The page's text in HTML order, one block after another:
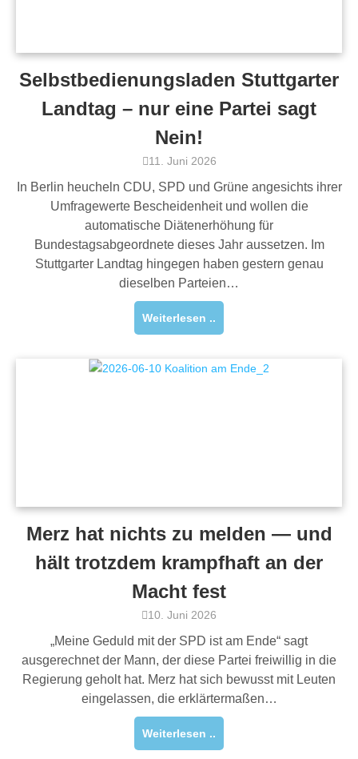
Selbstbedienungsladen Stuttgarter
Landtag – nur eine Partei sagt
Nein!
11. Juni 2026
In Berlin heucheln CDU, SPD und Grüne angesichts ihrer
Umfragewerte Bescheidenheit und wollen die
automatische Diätenerhöhung für
Bundestagsabgeordnete dieses Jahr aussetzen. Im
Stuttgarter Landtag hingegen haben gestern genau
dieselben Parteien…
Weiterlesen ..
Merz hat nichts zu melden — und
hält trotzdem krampfhaft an der
Macht fest
10. Juni 2026
„Meine Geduld mit der SPD ist am Ende“ sagt
ausgerechnet der Mann, der diese Partei freiwillig in die
Regierung geholt hat. Merz hat sich bewusst mit Leuten
eingelassen, die erklärtermaßen…
Weiterlesen ..